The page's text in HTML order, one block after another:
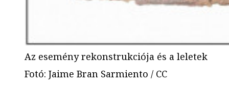
Az esemény rekonstrukciója és a leletek
Fotó: Jaime Bran Sarmiento / CC